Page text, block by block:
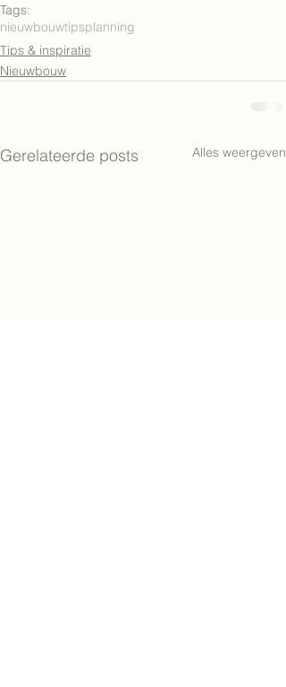
Tags:
nieuwbouwtipsplanning
Tips & inspiratie
Nieuwbouw
Gerelateerde posts Alles weergeven